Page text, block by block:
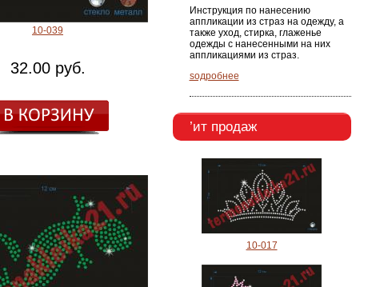
10-039
32.00 руб.
Инструкция по нанесению
аппликации из страз на одежду, а
также уход, стирка, глаженье
одежды с нанесенными на них
аппликациями из страз.
ѕодробнее
’ит продаж
10-017